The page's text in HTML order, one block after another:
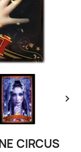

CIRCUS